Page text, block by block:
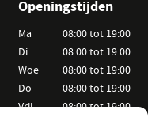
Openingstijden
Ma
Di
Woe
Do
Vrij
08:00 tot 19:00
08:00 tot 19:00
08:00 tot 19:00
08:00 tot 19:00
08:00 tot 19:00